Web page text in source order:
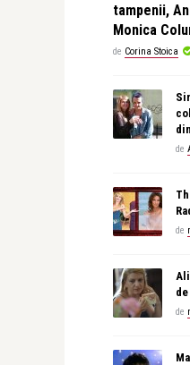
tampenii,
Monica
de Corina Stoica
de
de
de